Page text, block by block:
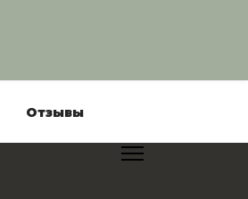
Отзывы